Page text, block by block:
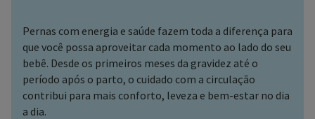
Pernas com energia e saúde fazem toda a diferença para
que você possa aproveitar cada momento ao lado do seu
bebê. Desde os primeiros meses da gravidez até o
período após o parto, o cuidado com a circulação
contribui para mais conforto, leveza e bem-estar no dia
a dia.